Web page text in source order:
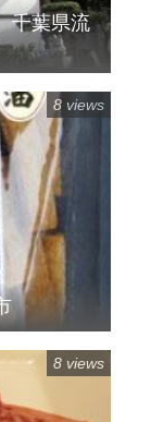
葉県流
8 views
8 views